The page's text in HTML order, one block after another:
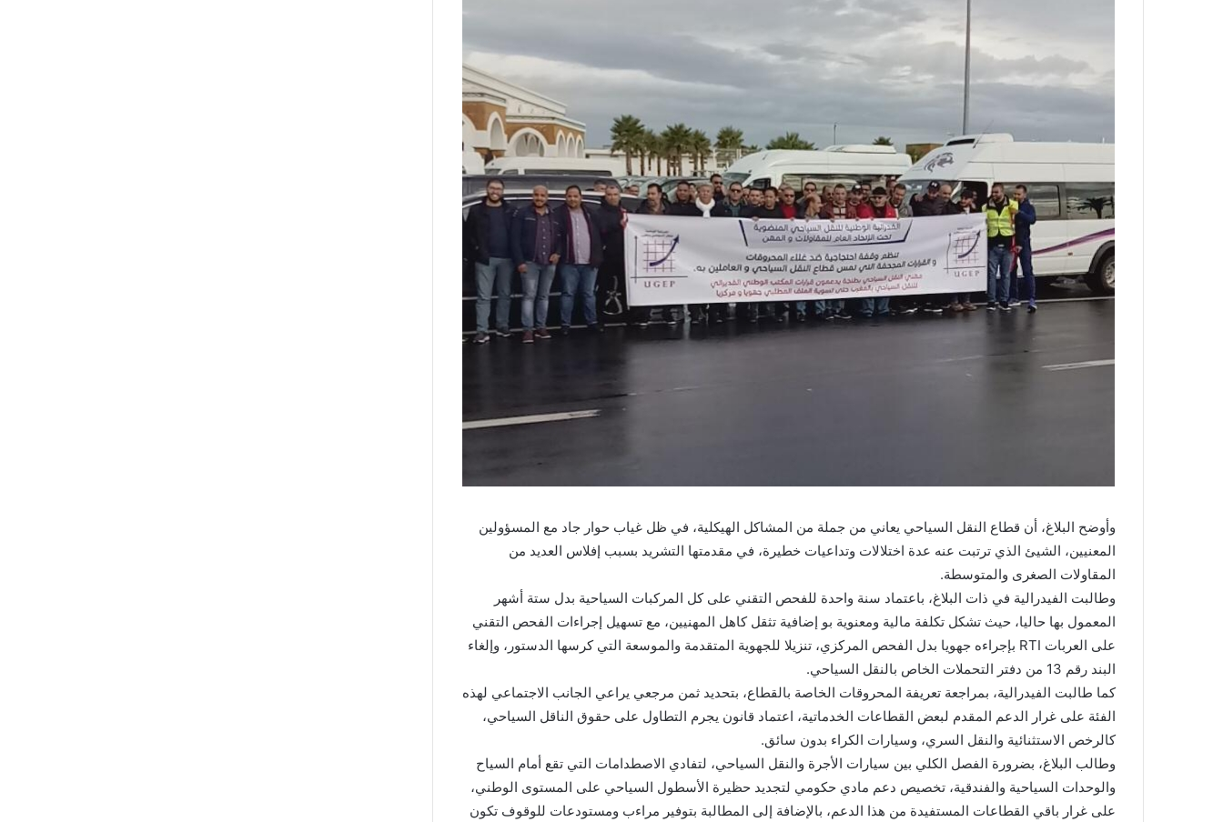
وأوضح البلاغ، أن قطاع النقل السياحي يعاني من جملة من المشاكل الهيكلية، في ظل غياب حوار جاد مع المسؤولين
المعنيين، الشيئ الذي ترتبت عنه عدة اختلالات وتداعيات خطيرة، في مقدمتها التشريد بسبب إفلاس العديد من
المقاولات الصغرى والمتوسطة.
وطالبت الفيدرالية في ذات البلاغ، باعتماد سنة واحدة للفحص التقني على كل المركبات السياحية بدل ستة أشهر
المعمول بها حاليا، حيث تشكل تكلفة مالية ومعنوية بو إضافية تثقل كاهل المهنيين، مع تسهيل إجراءات الفحص التقني
على العربات RTI بإجراءه جهويا بدل الفحص المركزي، تنزيلا للجهوية المتقدمة والموسعة التي كرسها الدستور، وإلغاء
البند رقم 13 من دفتر التحملات الخاص بالنقل السياحي.
كما طالبت الفيدرالية، بمراجعة تعريفة المحروقات الخاصة بالقطاع، بتحديد ثمن مرجعي يراعي الجانب الاجتماعي لهذه
الفئة على غرار الدعم المقدم لبعض القطاعات الخدماتية، اعتماد قانون يجرم التطاول على حقوق الناقل السياحي،
كالرخص الاستثنائية والنقل السري، وسيارات الكراء بدون سائق.
وطالب البلاغ، بضرورة الفصل الكلي بين سيارات الأجرة والنقل السياحي، لتفادي الاصطدامات التي تقع أمام السياح
والوحدات السياحية والفندقية، تخصيص دعم مادي حكومي لتجديد حظيرة الأسطول السياحي على المستوى الوطني،
على غرار باقي القطاعات المستفيدة من هذا الدعم، بالإضافة إلى المطالبة بتوفير مراءب ومستودعات للوقوف تكون